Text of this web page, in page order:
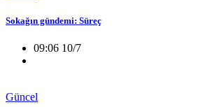
Sokağın gündemi: Süreç
09:06 10/7
Güncel